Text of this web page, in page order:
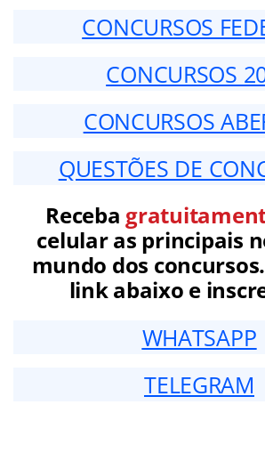
CONCURSOS
CONCURSOS
CONCURSOS
QUESTÕES DE
Receba
celular as principais
mundo dos
link abaixo e
WHATSAPP
TELEGRAM